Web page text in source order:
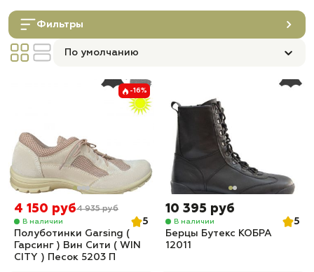
Фильтры
По умолчанию
-16%
4 150 руб4 935 руб
В наличии
5
Полуботинки Garsing (
Гарсинг ) Вин Сити ( WIN
CITY ) Песок 5203 П
10 395 руб
В наличии
5
Берцы Бутекс КОБРА
12011